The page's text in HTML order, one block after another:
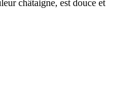
châtaigne, est douce et